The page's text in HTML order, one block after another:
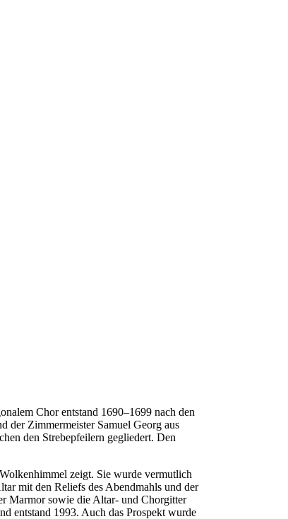
Chor entstand 1690–1699 nach den
der Zimmermeister Samuel Georg aus
den Strebepfeilern gegliedert. Den
zeigt. Sie wurde vermutlich
mit den Reliefs des Abendmahls und der
Marmor sowie die Altar- und Chorgitter
entstand 1993. Auch das Prospekt wurde